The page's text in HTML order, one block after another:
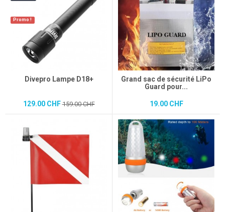
Promo !
Divepro Lampe D18+
129.00 CHF159.00 CHF
Grand sac de sécurité LiPo
Guard pour...
19.00 CHF